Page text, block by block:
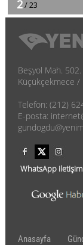
Beşyol Mah.
Küçükçekmece /
Telefon: (212)
E-posta:
WhatsApp
Anasayfa